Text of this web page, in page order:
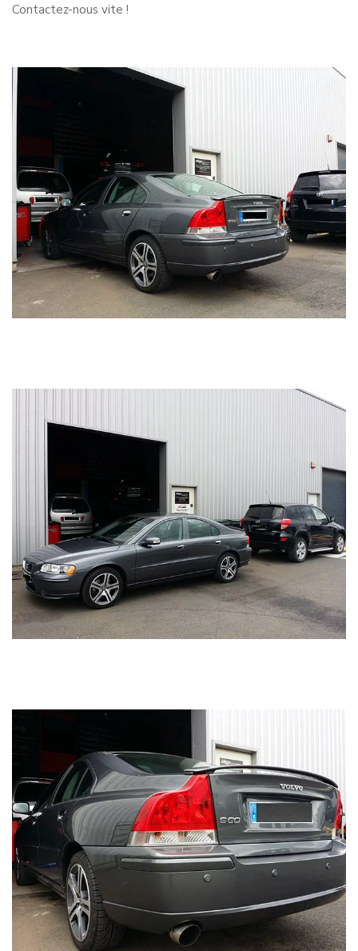
Contactez-nous vite !